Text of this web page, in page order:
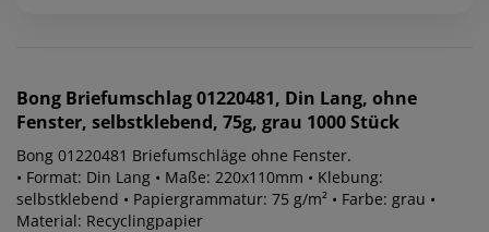
Bong Briefumschlag 01220481, Din Lang, ohne
Fenster, selbstklebend, 75g, grau 1000 Stück
Bong 01220481 Briefumschläge ohne Fenster.
• Format: Din Lang • Maße: 220x110mm • Klebung:
selbstklebend • Papiergrammatur: 75 g/m² • Farbe: grau •
Material: Recyclingpapier